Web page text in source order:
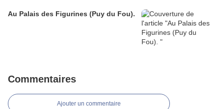
Au Palais des Figurines (Puy du Fou).
Commentaires
Ajouter un commentaire